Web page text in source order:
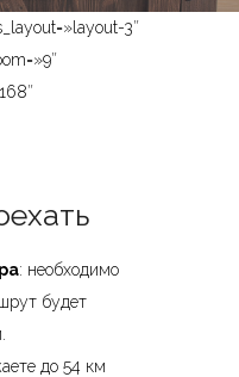
3″
: необходимо
будет
до 54 км